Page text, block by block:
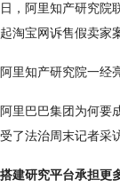
日，阿里知产研究院
起淘宝网诉售假卖家
阿里知产研究院一经
阿里巴巴集团为何要
受了法治周末记者采
搭建研究平台承担更